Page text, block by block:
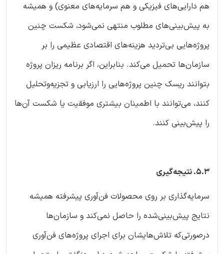
هم دارایی‌های فیزیکی و هم سرمایه‌های معنوی) و همیشه
به پیش‌بینی‌های مطلوب منتهی نمی‌شود، شکست چنین
پروژه‌هایی بی‌تردید هزینه‌های اقتصادی عظیمی را بر
سازمان‌ها تحمیل می‌کند. بنابراین، اگر برنامه ریزان پروژه
بتوانند ریسک چنین پروژه‌هایی را ارزیابی و تجزیه‌وتحلیل
کنند، می‌توانند با اطمینان بیشتری موفقیت یا شکست آن‌ها
را پیش‌بینی کنند.
5.3. نتیجه‌گیری
سرمایه‌گذاری بر روی محصولات فن‌آوری پیشرفته همیشه
نتایج پیش‌بینی‌شده را حاصل نمی‌کند و سازمان‌ها
درصورتی‌که تلاش‌هایشان برای اجرای پروژه‌های فن‌آوری